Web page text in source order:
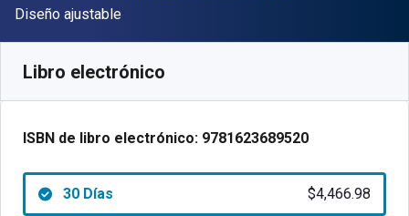
Formato
Diseño ajustable
Libro electrónico
ISBN de libro electrónico: 9781623689520
30 Días $4,466.98